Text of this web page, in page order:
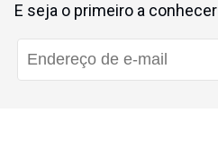
E seja o primeiro a